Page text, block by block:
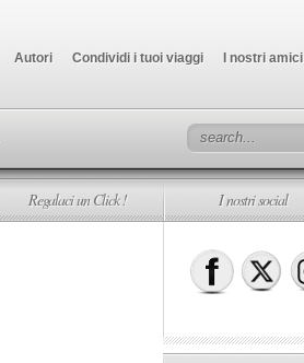
Autori Condividi i tuoi viaggi I nostri amici
Regalaci un Click ! I nostri social